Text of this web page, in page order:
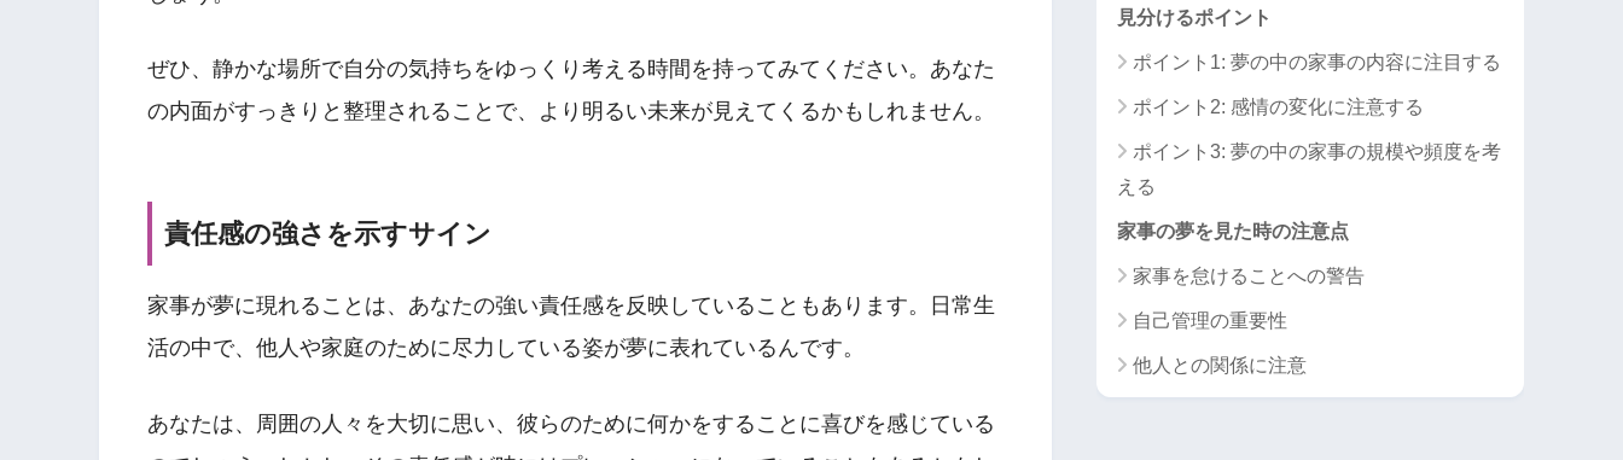
ぜひ、静かな場所で自分の気持ちをゆっくり考える時間を持ってみてください。あなた
の内面がすっきりと整理されることで、より明るい未来が見えてくるかもしれません。
責任感の強さを示すサイン
家事が夢に現れることは、あなたの強い責任感を反映していることもあります。日常生
活の中で、他人や家庭のために尽力している姿が夢に表れているんです。
あなたは、周囲の人々を大切に思い、彼らのために何かをすることに喜びを感じている
見分けるポイント
ポイント1: 夢の中の家事の内容に注目する
ポイント2: 感情の変化に注意する
ポイント3: 夢の中の家事の規模や頻度を考
える
家事の夢を見た時の注意点
家事を怠けることへの警告
自己管理の重要性
他人との関係に注意